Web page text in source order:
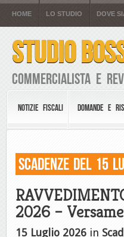
HOME LO STUDIO DOVE
STUDIO
Commercialista e
NOTIZIE FISCALI DOMANDE E
Scadenze del 15
2026 –
15 Luglio 2026 in